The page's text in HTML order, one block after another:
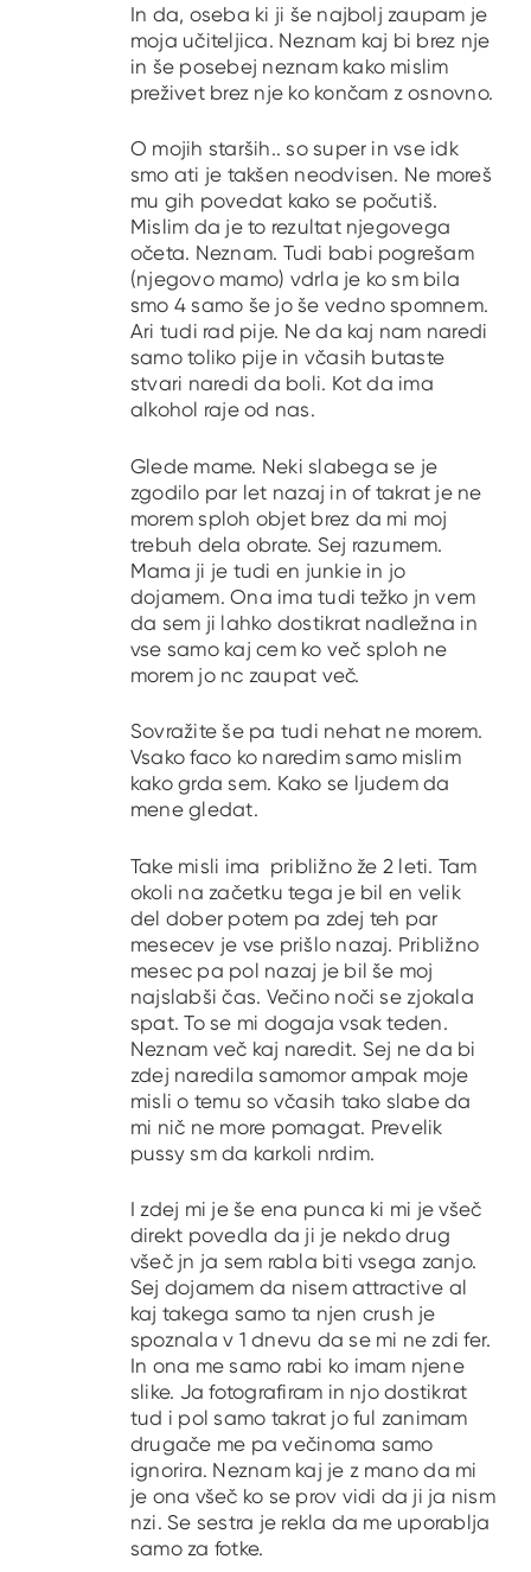
In da, oseba ki ji še najbolj zaupam je
moja učiteljica. Neznam kaj bi brez nje
in še posebej neznam kako mislim
preživet brez nje ko končam z osnovno.
O mojih starših.. so super in vse idk
smo ati je takšen neodvisen. Ne moreš
mu gih povedat kako se počutiš.
Mislim da je to rezultat njegovega
očeta. Neznam. Tudi babi pogrešam
(njegovo mamo) vdrla je ko sm bila
smo 4 samo še jo še vedno spomnem.
Ari tudi rad pije. Ne da kaj nam naredi
samo toliko pije in včasih butaste
stvari naredi da boli. Kot da ima
alkohol raje od nas.
Glede mame. Neki slabega se je
zgodilo par let nazaj in of takrat je ne
morem sploh objet brez da mi moj
trebuh dela obrate. Sej razumem.
Mama ji je tudi en junkie in jo
dojamem. Ona ima tudi težko jn vem
da sem ji lahko dostikrat nadležna in
vse samo kaj cem ko več sploh ne
morem jo nc zaupat več.
Sovražite še pa tudi nehat ne morem.
Vsako faco ko naredim samo mislim
kako grda sem. Kako se ljudem da
mene gledat.
Take misli ima približno že 2 leti. Tam
okoli na začetku tega je bil en velik
del dober potem pa zdej teh par
mesecev je vse prišlo nazaj. Približno
mesec pa pol nazaj je bil še moj
najslabši čas. Večino noči se zjokala
spat. To se mi dogaja vsak teden.
Neznam več kaj naredit. Sej ne da bi
zdej naredila samomor ampak moje
misli o temu so včasih tako slabe da
mi nič ne more pomagat. Prevelik
pussy sm da karkoli nrdim.
I zdej mi je še ena punca ki mi je všeč
direkt povedla da ji je nekdo drug
všeč jn ja sem rabla biti vsega zanjo.
Sej dojamem da nisem attractive al
kaj takega samo ta njen crush je
spoznala v 1 dnevu da se mi ne zdi fer.
In ona me samo rabi ko imam njene
slike. Ja fotografiram in njo dostikrat
tud i pol samo takrat jo ful zanimam
drugače me pa večinoma samo
ignorira. Neznam kaj je z mano da mi
je ona všeč ko se prov vidi da ji ja nism
nzi. Se sestra je rekla da me uporablja
samo za fotke.